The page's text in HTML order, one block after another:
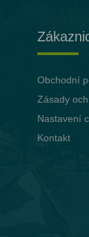
Obchodní
Zásady
Nastavení
Kontakt